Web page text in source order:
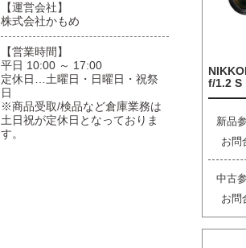
f/1.2 S
新品
お問
中古
お問
【運営会社】
株式会社かもめ
【営業時間】
平日 10:00 ～ 17:00
定休日…土曜日・日曜日・祝祭
日
※商品受取/検品など倉庫業務は
土日祝が定休日となっておりま
す。